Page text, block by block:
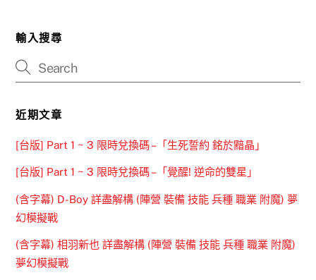
輸入搜尋
近期文章
[台版] Part 1 ~ 3 限時兌換碼 –「生死誓約 銘於黯晶」
[台版] Part 1 ~ 3 限時兌換碼 –「覺醒! 逆命的雙星」
(含字幕) D-Boy 詳盡解構 (陣營 裝備 技能 兵種 職業 附魔) 夢
幻模擬戰
(含字幕) 相羽新也 詳盡解構 (陣營 裝備 技能 兵種 職業 附魔)
夢幻模擬戰